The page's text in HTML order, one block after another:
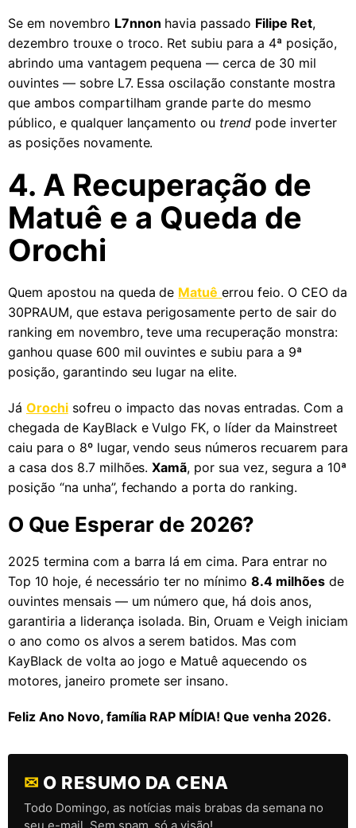
Se em novembro L7nnon havia passado Filipe Ret,
dezembro trouxe o troco. Ret subiu para a 4ª posição,
abrindo uma vantagem pequena — cerca de 30 mil
ouvintes — sobre L7. Essa oscilação constante mostra
que ambos compartilham grande parte do mesmo
público, e qualquer lançamento ou trend pode inverter
as posições novamente.
4. A Recuperação de
Matuê e a Queda de
Orochi
Quem apostou na queda de Matuê errou feio. O CEO da
30PRAUM, que estava perigosamente perto de sair do
ranking em novembro, teve uma recuperação monstra:
ganhou quase 600 mil ouvintes e subiu para a 9ª
posição, garantindo seu lugar na elite.
Já Orochisofreu o impacto das novas entradas. Com a
chegada de KayBlack e Vulgo FK, o líder da Mainstreet
caiu para o 8º lugar, vendo seus números recuarem para
a casa dos 8.7 milhões.Xamã, por sua vez, segura a 10ª
posição “na unha”, fechando a porta do ranking.
O Que Esperar de 2026?
2025 termina com a barra lá em cima. Para entrar no
Top 10 hoje, é necessário ter no mínimo8.4 milhõesde
ouvintes mensais — um número que, há dois anos,
garantiria a liderança isolada. Bin, Oruam e Veigh iniciam
o ano como os alvos a serem batidos. Mas com
KayBlack de volta ao jogo e Matuê aquecendo os
motores, janeiro promete ser insano.
Feliz Ano Novo, família RAP MÍDIA! Que venha 2026.
✉ O RESUMO DA CENA
Todo Domingo, as notícias mais brabas da semana no